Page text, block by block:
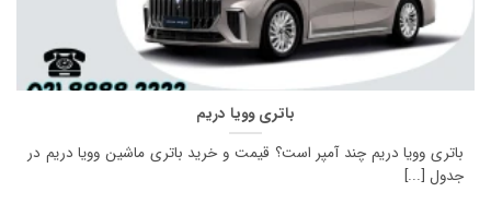
باتری وویا دریم
باتری وویا دریم چند آمپر است؟ قیمت و خرید باتری ماشین وویا دریم در
جدول [...]